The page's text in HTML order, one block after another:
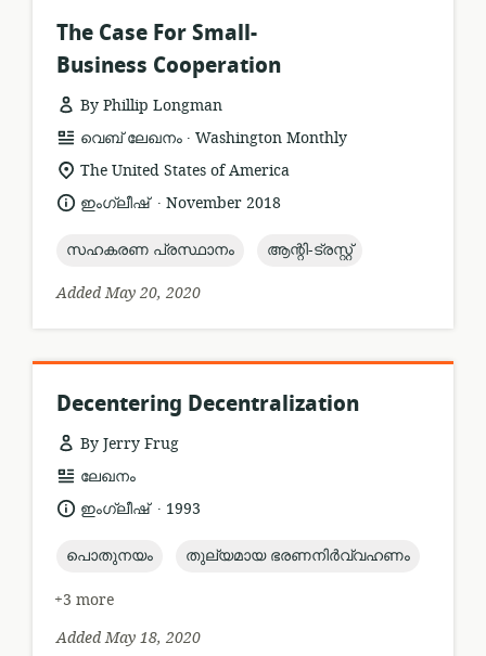
The Case For Small-
Business Cooperation
By Phillip Longman
resource
format:
വെബ് ലേഖനം .
publisher:
Washington Monthly
location
relevance:
The United States of America
language:
ഇംഗ്ലീഷ് .
dateNovember 2018
topic:
സഹകരണ പ്രസ്ഥാനം topic:
ആന്റി-ട്രസ്റ്റ്
Added May 20, 2020
Decentering Decentralization
By Jerry Frug
resource
format:
ലേഖനം
language:
ഇംഗ്ലീഷ് .
date1993
topic:
പൊതുനയം topic:
തുല്യമായ ഭരണനിർവ്വഹണം
+3 more
Added May 18, 2020